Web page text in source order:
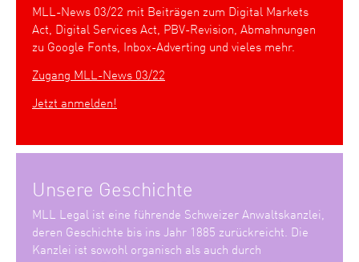
MLL-News 03/22 mit Beiträgen zum Digital Markets
Act, Digital Services Act, PBV-Revision, Abmahnungen
zu Google Fonts, Inbox-Adverting und vieles mehr.
Zugang MLL-News 03/22
Jetzt anmelden!
Unsere Geschichte
MLL Legal ist eine führende Schweizer Anwaltskanzlei,
deren Geschichte bis ins Jahr 1885 zurückreicht. Die
Kanzlei ist sowohl organisch als auch durch